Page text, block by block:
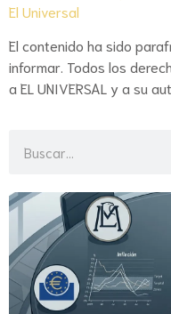
El Universal
El contenido ha sido
informar. Todos los
a EL UNIVERSAL y a su